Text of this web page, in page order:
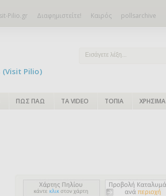
Pilio.gr Διαφημιστείτε! Καιρός pollsarchive
(Visit Pilio)
ΠΩΣ ΠΑΩ ΤΑ VIDEO ΤΟΠΙΑ ΧΡΗΣΙΜΑ